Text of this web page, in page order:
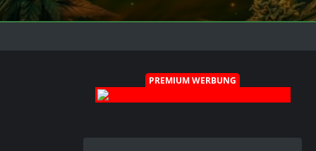
PREMIUM WERBUNG